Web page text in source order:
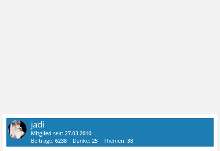
jadi
Mitglied seit:27.03.2010
Beiträge:6238 Danke:25 Themen:38